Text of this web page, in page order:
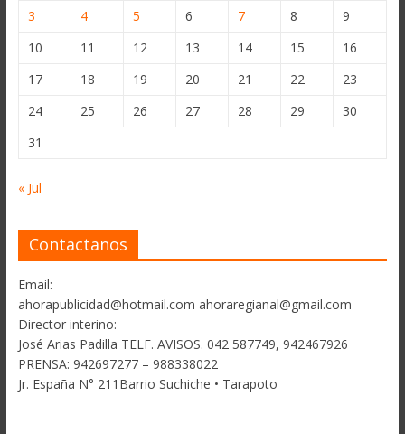
3
4 5 6 7 8
9
10
11 12 13 14 15
16
17
18 19 20 21 22
23
24
25 26 27 28 29
30
31
« Jul
Contactanos
Email:
ahorapublicidad@hotmail.com ahoraregianal@gmail.com
Director interino:
José Arias Padilla TELF. AVISOS. 042 587749, 942467926
PRENSA: 942697277 – 988338022
Jr. España N° 211Barrio Suchiche • Tarapoto